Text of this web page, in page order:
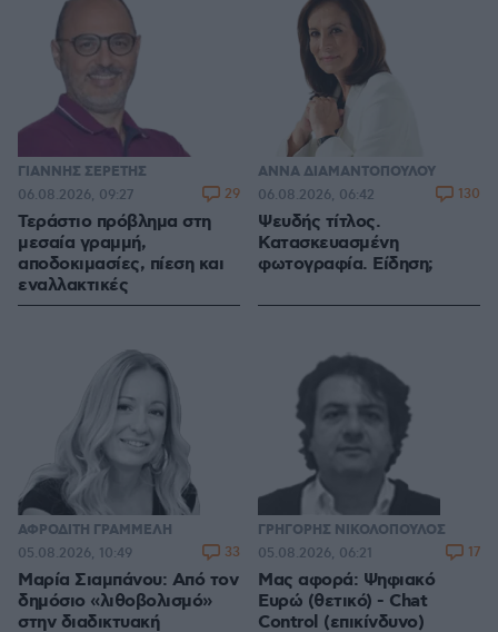
ΓΙΑΝΝΗΣ ΣΕΡΕΤΗΣ
Τεράστιο πρόβλημα στη
μεσαία γραμμή,
αποδοκιμασίες, πίεση και
εναλλακτικές
06.08.2026, 09:27 29
ΑΝΝΑ ΔΙΑΜΑΝΤΟΠΟΥΛΟΥ
Ψευδής τίτλος.
Κατασκευασμένη
φωτογραφία. Είδηση;
06.08.2026, 06:42 130
ΑΦΡΟΔΙΤΗ ΓΡΑΜΜΕΛΗ
Μαρία Σιαμπάνου: Από τον
δημόσιο «λιθοβολισμό»
στην διαδικτυακή
05.08.2026, 10:49 33
ΓΡΗΓΟΡΗΣ ΝΙΚΟΛΟΠΟΥΛΟΣ
Μας αφορά: Ψηφιακό
Ευρώ (θετικό) - Chat
Control (επικίνδυνο)
05.08.2026, 06:21 17